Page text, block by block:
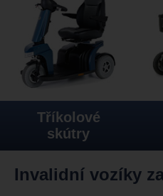
Tříkolové
skútry
Invalidní vozíky